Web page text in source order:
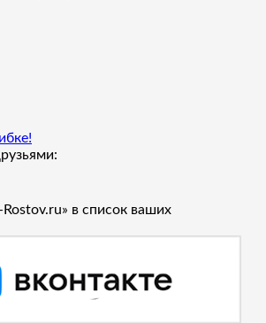
в список ваших